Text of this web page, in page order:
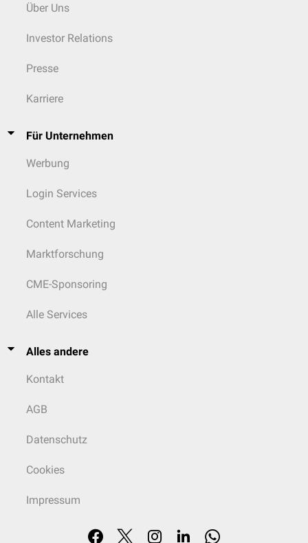
Über Uns
Investor Relations
Presse
Karriere
Für Unternehmen
Werbung
Login Services
Content Marketing
Marktforschung
CME-Sponsoring
Alle Services
Alles andere
Kontakt
AGB
Datenschutz
Cookies
Impressum